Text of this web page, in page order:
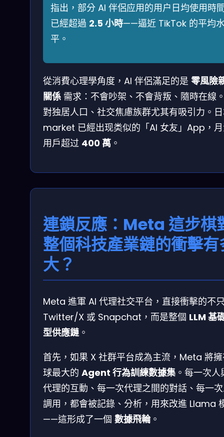
指出，部分 AI 伴侶应用的用户日均使用時
已經超過 2.5 小時——逼近 TikTok 的平均
平。
從消費心理學角度，AI 伴侶滿足的是 零風險
關係 需求：不會吵架、不會背叛、隨時在線
對独居人口、社交焦慮族群尤其有吸引力。
market 已經出现类似的「AI 女友」App，
用戶超过 400 萬 。
連鎖反應：Meta 這步棋
整個科技產業鏈的衝擊有
大？
Meta 進軍 AI 代理社交平台，直接衝擊的不
Twitter/X 或 Snapchat，而是整個 LLM 基
型供應鏈。
首先，如果 X 社群平台成為主流，Meta 將
球最大的 Agent 行為訓練數據集 。每一次人
代理的互動、每一次代理之間的對話、每一
調用，都會被記錄、分析，用來改進 Llama
——這形成了一個 數據飛輪。